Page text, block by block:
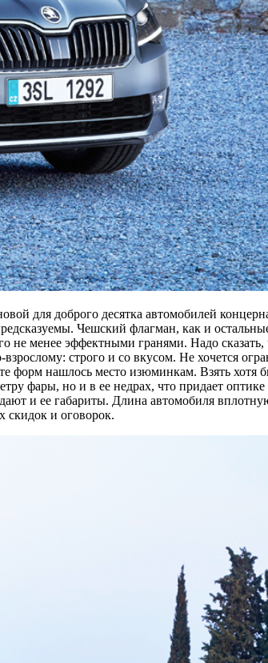
для доброго десятка автомобилей
Чешский флагман, как и
не менее эффектными гранями. Надо сказать,
строго и со вкусом. Не хочется
форм нашлось место изюминкам. Взять хотя
фары, но и в ее недрах, что придает
и ее габариты. Длина автомобиля
скидок и оговорок.